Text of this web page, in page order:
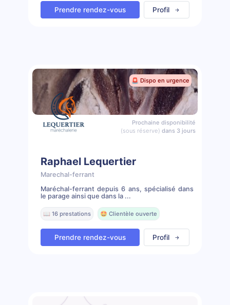
Prendre rendez-vous Profil
🚨 Dispo en urgence
Prochaine disponibilité
(sous réserve) dans 3 jours
Raphael Lequertier
Marechal-ferrant
Maréchal-ferrant depuis 6 ans, spécialisé dans
le parage ainsi que dans la ...
📖 16 prestations 🤩 Clientèle ouverte
Prendre rendez-vous Profil